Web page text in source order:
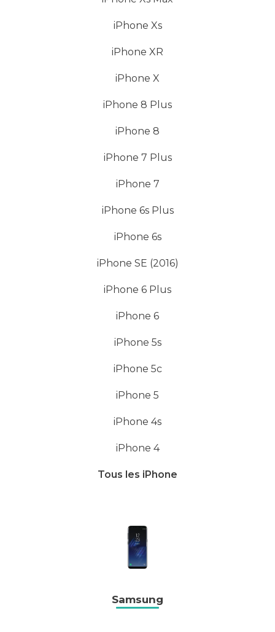
iPhone Xs
iPhone XR
iPhone X
iPhone 8 Plus
iPhone 8
iPhone 7 Plus
iPhone 7
iPhone 6s Plus
iPhone 6s
iPhone SE (2016)
iPhone 6 Plus
iPhone 6
iPhone 5s
iPhone 5c
iPhone 5
iPhone 4s
iPhone 4
Tous les iPhone
Samsung